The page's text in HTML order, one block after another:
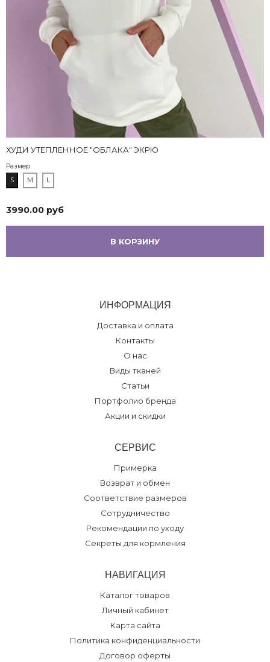
ХУДИ УТЕПЛЕННОЕ "ОБЛАКА" ЭКРЮ
Размер
S
M L
3990.00 руб
В КОРЗИНУ
ИНФОРМАЦИЯ
Доставка и оплата
Контакты
О нас
Виды тканей
Статьи
Портфолио бренда
Акции и скидки
СЕРВИС
Примерка
Возврат и обмен
Соответствие размеров
Сотрудничество
Рекомендации по уходу
Секреты для кормления
НАВИГАЦИЯ
Каталог товаров
Личный кабинет
Карта сайта
Политика конфиденциальности
Договор оферты